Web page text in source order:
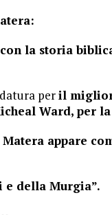
la storia
peril
Ward, per
appare
e della Murgia”.